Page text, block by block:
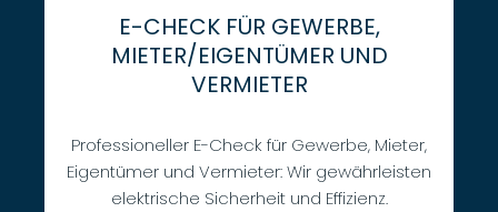
E-CHECK FÜR GEWERBE,
MIETER/EIGENTÜMER UND
VERMIETER
Professioneller E-Check für Gewerbe, Mieter,
Eigentümer und Vermieter: Wir gewährleisten
elektrische Sicherheit und Effizienz.